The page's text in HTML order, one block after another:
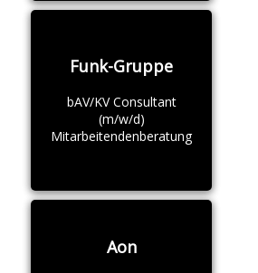
Funk-Gruppe
bAV/KV Consultant
(m/w/d)
Mitarbeitendenberatung
Aon